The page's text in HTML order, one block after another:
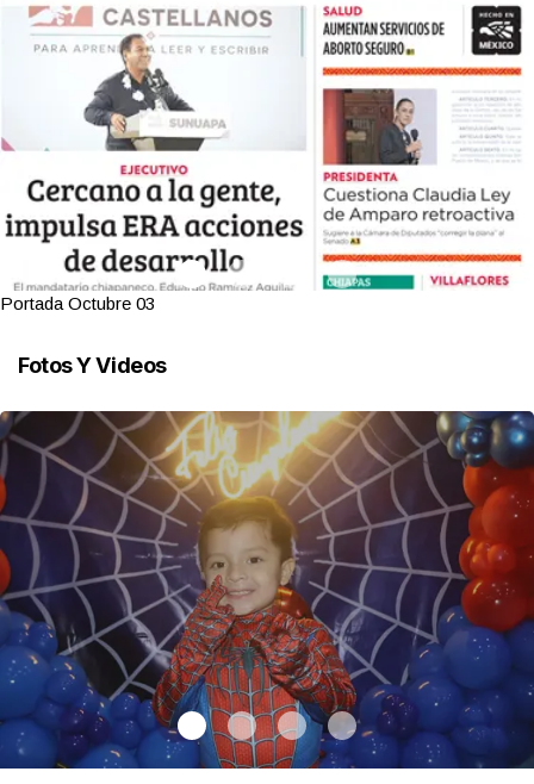
Portada Octubre 03
Fotos Y Videos